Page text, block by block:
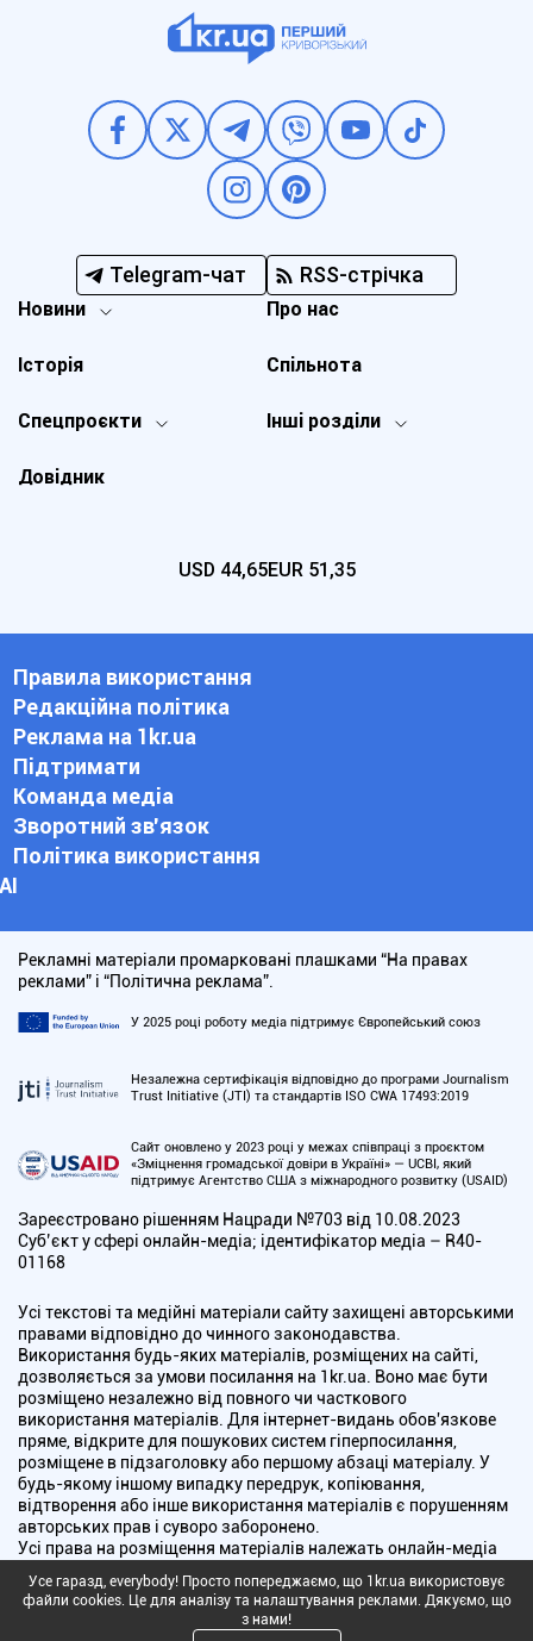
Telegram-чат RSS-стрічка
Новини
Спецпроєкти Інші розділи
Історія
Про нас
Довідник
Спільнота
USD 44,65EUR 51,35
Правила використання
Редакційна політика
Реклама на 1kr.ua
Підтримати
Команда медіа
Зворотний зв'язок
Політика використання
АІ
Рекламні матеріали промарковані плашками “На правах
реклами” і “Політична реклама”.
У 2025 році роботу медіа підтримує Європейський союз
Незалежна сертифікація відповідно до програми Journalism
Trust Initiative (JTI) та стандартів ISO CWA 17493:2019
Сайт оновлено у 2023 році у межах співпраці з проєктом
«Зміцнення громадської довіри в Україні» — UCBI, який
підтримує Агентство США з міжнародного розвитку (USAID)
Зареєстровано рішенням Нацради №703 від 10.08.2023
Cуб’єкт у сфері онлайн-медіа; ідентифікатор медіа – R40-
01168
Усі текстові та медійні матеріали сайту захищені авторськими
правами відповідно до чинного законодавства.
Використання будь-яких матеріалів, розміщених на сайті,
дозволяється за умови посилання на 1kr.ua. Воно має бути
розміщено незалежно від повного чи часткового
використання матеріалів. Для інтернет-видань обов'язкове
пряме, відкрите для пошукових систем гіперпосилання,
розміщене в підзаголовку або першому абзаці матеріалу. У
будь-якому іншому випадку передрук, копіювання,
відтворення або інше використання матеріалів є порушенням
авторських прав і суворо заборонено.
Усі права на розміщення матеріалів належать онлайн-медіа
радою України з питань телебачення і радіомовлення.
Copyright © 2010 - 2026 Всі права захищені
Усе гаразд, everybody! Просто попереджаємо, що 1kr.ua використовує
файли cookies. Це для аналізу та налаштування реклами. Дякуємо, що
з нами!